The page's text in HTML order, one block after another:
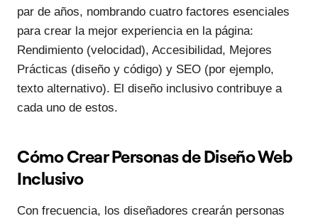
par de años, nombrando cuatro factores esenciales
para crear la mejor experiencia en la página:
Rendimiento (velocidad), Accesibilidad, Mejores
Prácticas (diseño y código) y SEO (por ejemplo,
texto alternativo). El diseño inclusivo contribuye a
cada uno de estos.
Cómo Crear Personas de Diseño Web
Inclusivo
Con frecuencia, los diseñadores crearán personas